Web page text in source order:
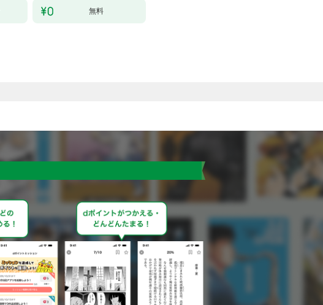
無料